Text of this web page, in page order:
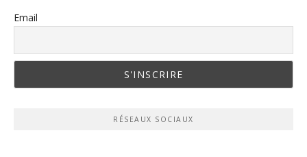
Email
RÉSEAUX SOCIAUX